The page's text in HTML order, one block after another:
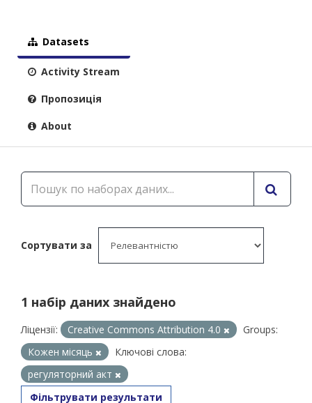
Datasets
Activity Stream
Пропозиція
About
Сортувати за
1 набір даних знайдено
Ліцензії: Creative Commons Attribution 4.0
Groups:
Кожен місяць
Ключові слова:
регуляторний акт
Фільтрувати результати